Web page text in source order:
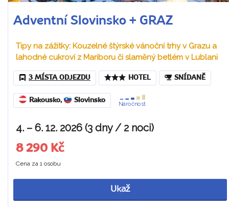
Adventní Slovinsko + GRAZ
Tipy na zážitky: Kouzelné štýrské vánoční trhy v Grazu a
lahodné cukroví z Mariboru či slaměný betlém v Lublani
3 MÍSTA ODJEZDU HOTEL SNÍDANĚ
Rakousko, Slovinsko
Náročnost
4. – 6. 12. 2026 (3 dny / 2 noci)
8 290 Kč
Cena za 1 osobu
Ukaž